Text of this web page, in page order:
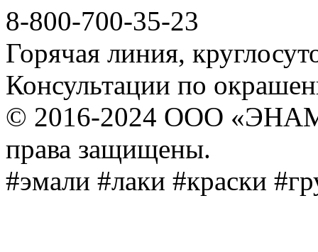
8-800-700-35-23
Горячая линия,
Консультации по
© 2016-2024 ООО
права защищены.
#эмали #лаки #краски